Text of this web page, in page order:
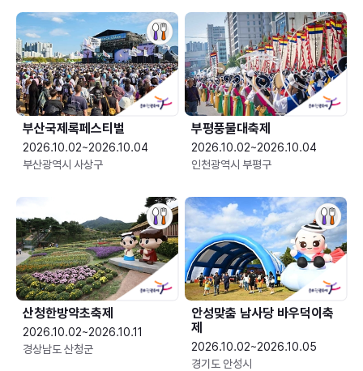
부산국제록페스티벌
2026.10.02~2026.10.04
부산광역시 사상구
부평풍물대축제
2026.10.02~2026.10.04
인천광역시 부평구
산청한방약초축제
2026.10.02~2026.10.11
경상남도 산청군
안성맞춤 남사당 바우덕이축
제
2026.10.02~2026.10.05
경기도 안성시